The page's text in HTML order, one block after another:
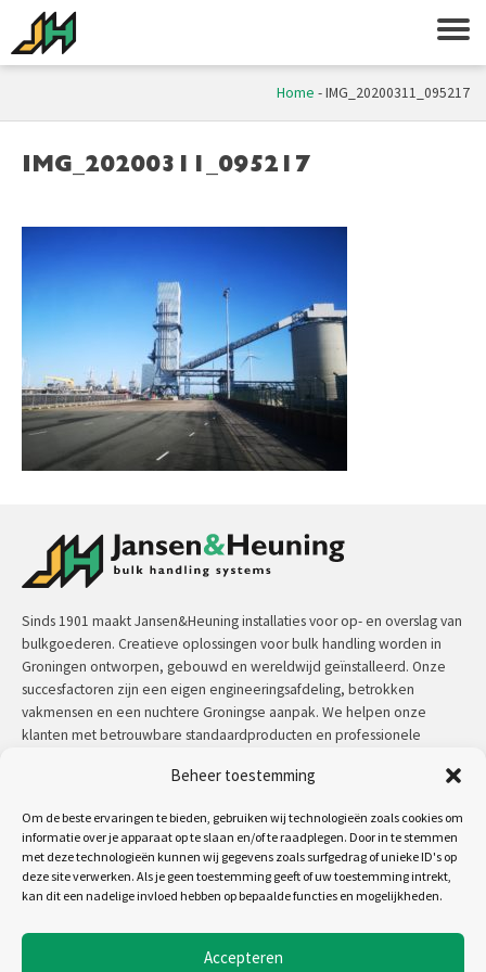
Beheer toestemming
Om de beste ervaringen te bieden, gebruiken wij technologieën zoals cookies om
informatie over je apparaat op te slaan en/of te raadplegen. Door in te stemmen
met deze technologieën kunnen wij gegevens zoals surfgedrag of unieke ID's op
deze site verwerken. Als je geen toestemming geeft of uw toestemming intrekt,
kan dit een nadelige invloed hebben op bepaalde functies en mogelijkheden.
Accepteren
Home -IMG_20200311_095217
IMG_20200311_095217
Sinds 1901 maakt Jansen&Heuning installaties voor op- en overslag van
bulkgoederen. Creatieve oplossingen voor bulk handling worden in
Groningen ontworpen, gebouwd en wereldwijd geïnstalleerd. Onze
succesfactoren zijn een eigen engineeringsafdeling, betrokken
vakmensen en een nuchtere Groningse aanpak. We helpen onze
klanten met betrouwbare standaardproducten en professionele
lees meer
Volg ons op: